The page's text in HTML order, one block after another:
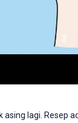
asing lagi. Resep